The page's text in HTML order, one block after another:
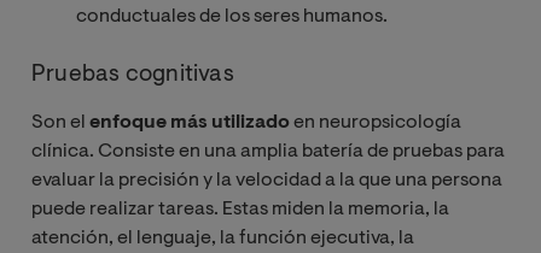
conductuales de los seres humanos.
Pruebas cognitivas
Son el enfoque más utilizadoen neuropsicología
clínica. Consiste en una amplia batería de pruebas para
evaluar la precisión y la velocidad a la que una persona
puede realizar tareas. Estas miden la memoria, la
atención, el lenguaje, la función ejecutiva, la